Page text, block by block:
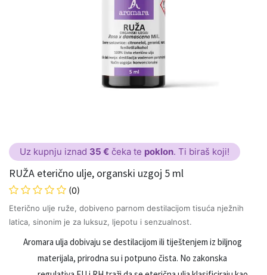
Uz kupnju iznad 35 € čeka te poklon. Ti biraš koji!
RUŽA eterično ulje, organski uzgoj 5 ml
(0)
Eterično ulje ruže, dobiveno parnom destilacijom tisuća nježnih
latica, sinonim je za luksuz, ljepotu i senzualnost.
Aromara ulja dobivaju se destilacijom ili tiještenjem iz biljnog
materijala, prirodna su i potpuno čista. No zakonska